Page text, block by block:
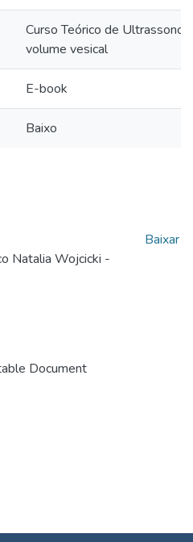
Curso Teórico de
volume vesical
E-book
Baixo
Natalia Wojcicki -
Document
Baixar